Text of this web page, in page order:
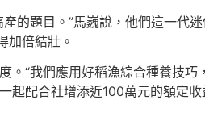
的題目。”馬巍說，他們這一代
加倍結壯。
“我們應用好稻漁綜合種養技
起配合社增添近100萬元的額定收